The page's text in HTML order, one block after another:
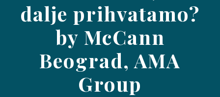
dalje prihvatamo?
by McCann
Beograd, AMA
Group